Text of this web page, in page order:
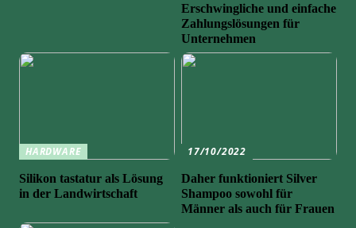
Erschwingliche und einfache
Zahlungslösungen für
Unternehmen
HARDWARE
Silikon tastatur als Lösung
in der Landwirtschaft
17/10/2022
Daher funktioniert Silver
Shampoo sowohl für
Männer als auch für Frauen